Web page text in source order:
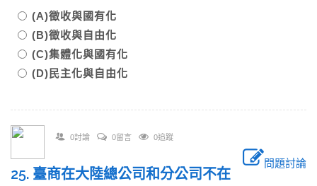
(A)徵收與國有化
(B)徵收與自由化
(C)集體化與國有化
(D)民主化與自由化
0討論 0留言 0追蹤
問題討論
25. 臺商在大陸總公司和分公司不在